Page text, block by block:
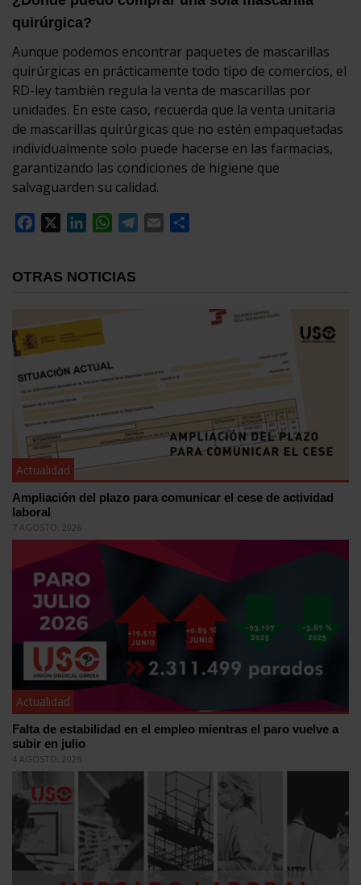
quirúrgica?
Aunque podemos encontrar paquetes de mascarillas
quirúrgicas en prácticamente todo tipo de comercios, el
RD-ley también regula la venta de mascarillas por
unidades. En este caso, recuerda que la venta unitaria
de mascarillas quirúrgicas que no estén empaquetadas
individualmente solo puede hacerse en las farmacias,
garantizando las condiciones de higiene que
salvaguarden su calidad.
Facebook
LinkedInWhatsApp
Telegram
Email
OTRAS NOTICIAS
Actualidad
Ampliación del plazo para comunicar el cese de actividad
laboral
7 AGOSTO, 2026
Actualidad
Falta de estabilidad en el empleo mientras el paro vuelve a
subir en julio
4 AGOSTO, 2026